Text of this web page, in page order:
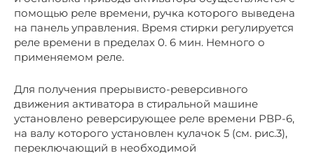
помощью реле времени, ручка которого выведена
на панель управления. Время стирки регулируется
реле времени в пределах 0. 6 мин. Немного о
применяемом реле.
Для получения прерывисто-реверсивного
движения активатора в стиральной машине
установлено реверсирующее реле времени РВР-6,
на валу которого установлен кулачок 5 (см. рис.3),
переключающий в необходимой